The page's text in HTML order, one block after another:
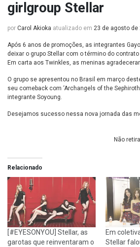
girlgroup Stellar
por Carol Akioka atualizado em 23 de agosto de
Após 6 anos de promoções, as integrantes
deixar o grupo Stellar com o término do
Em carta aos Twinkles, as meninas
O grupo se apresentou no Brasil em março
seu comeback com ‘Archangels of the
integrante Soyoung.
Desejamos sucesso nessa nova jornada das
Não
Relacionado
[#EYESONYOU] Stellar, as
garotas que reinventaram o
Em
Stellar